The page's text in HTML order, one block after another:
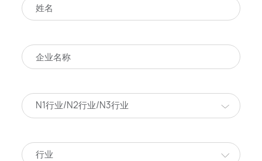
N1行业/N2行业/N3行业
行业